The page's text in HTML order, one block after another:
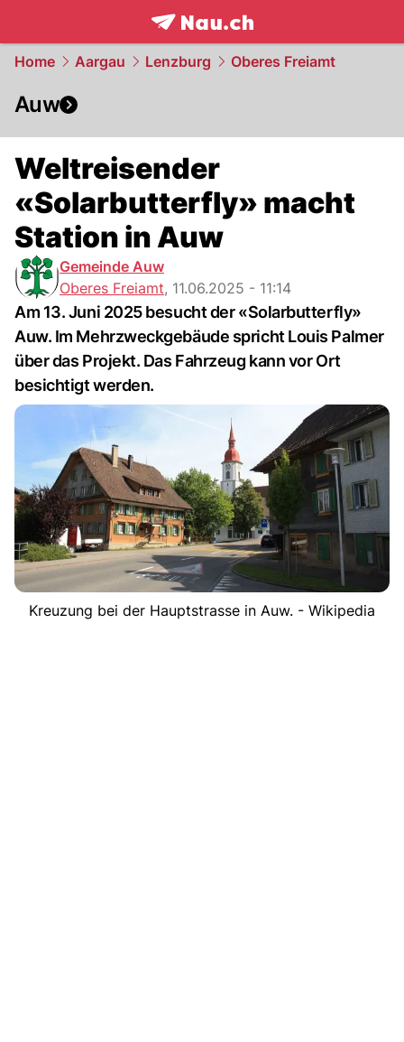
frontpage.NAU.ch
Home Aargau Lenzburg Oberes Freiamt
Auw
Weltreisender
«Solarbutterfly» macht
Station in Auw
Gemeinde Auw
Oberes Freiamt, 11.06.2025 - 11:14
Am 13. Juni 2025 besucht der «Solarbutterfly»
Auw. Im Mehrzweckgebäude spricht Louis Palmer
über das Projekt. Das Fahrzeug kann vor Ort
besichtigt werden.
Kreuzung bei der Hauptstrasse in Auw. - Wikipedia